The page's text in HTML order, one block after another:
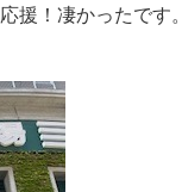
援！凄かったです。